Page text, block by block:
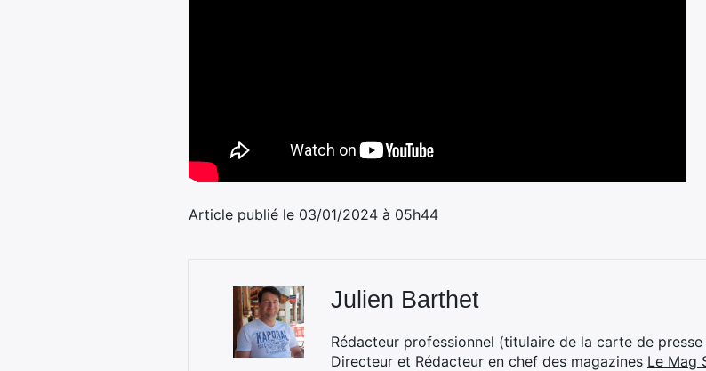
Article publié le 03/01/2024 à 05h44
Julien Barthet
Rédacteur professionnel (titulaire de la carte de
Directeur et Rédacteur en chef des magazines Le Mag